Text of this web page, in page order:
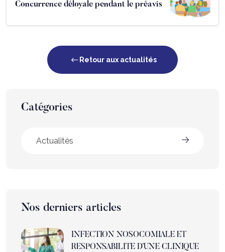
Concurrence déloyale pendant le préavis
Retour aux actualités
Catégories
Actualités
Nos derniers articles
INFECTION NOSOCOMIALE ET
RESPONSABILITE D’UNE CLINIQUE